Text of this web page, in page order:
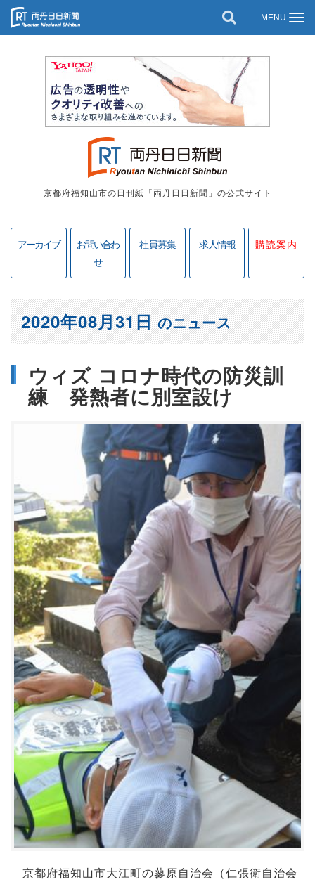
京都府福知山市の日刊紙「両丹日日新聞」の公式サイト
アーカイブ
お問い合わ
せ
社員募集 求人情報 購読案内
ウィズ コロナ時代の防災訓
練 発熱者に別室設け
2020年08月31日のニュース
京都府福知山市大江町の蓼原自治会（仁張衛自治会